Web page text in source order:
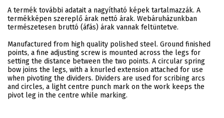
A termék további adatait a nagyítható képek tartalmazzák. A
termékképen szereplő árak nettó árak. Webáruházunkban
természetesen bruttó (áfás) árak vannak feltüntetve.
Manufactured from high quality polished steel. Ground finished
points, a fine adjusting screw is mounted across the legs for
setting the distance between the two points. A circular spring
bow joins the legs, with a knurled extension attached for use
when pivoting the dividers. Dividers are used for scribing arcs
and circles, a light centre punch mark on the work keeps the
pivot leg in the centre while marking.